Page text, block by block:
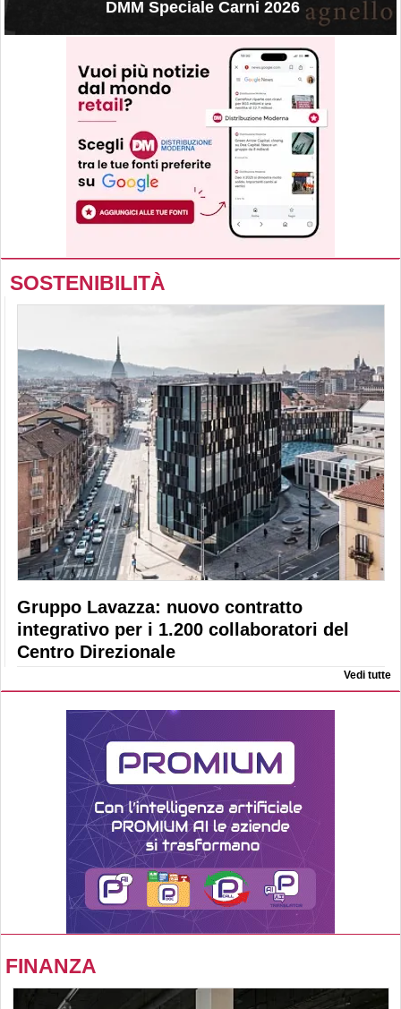
DMM Speciale Carni 2026
SOSTENIBILITÀ
Gruppo Lavazza: nuovo contratto
integrativo per i 1.200 collaboratori del
Centro Direzionale
Vedi tutte
FINANZA